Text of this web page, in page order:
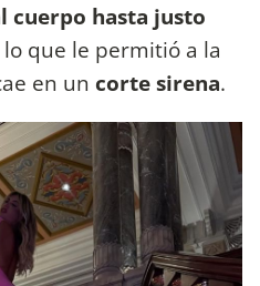
cuerpo hasta justo
lo que le permitió a la
en un corte sirena.